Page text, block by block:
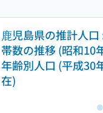
鹿児島県の推計人
帯数の推移 (昭和10
年齢別人口 (平成30
在)